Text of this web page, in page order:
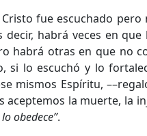
fue escuchado
decir, habrá veces en
habrá otras en que no
si lo escuchó y lo
mismos Espíritu,
aceptemos la muerte, la
obedece”.